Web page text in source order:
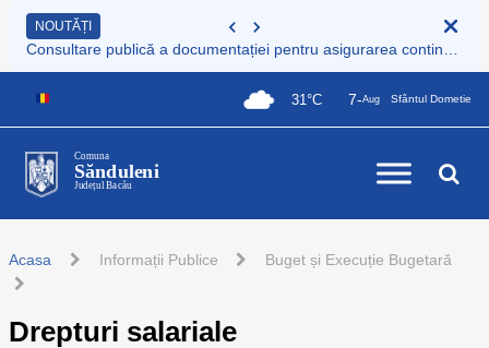
NOUTĂȚI
31°C 7-Aug Sfântul Dometie
Comuna
Sănduleni
Județul Bacău
Acasa Informații Publice Buget și Execuție Bugetară
Drepturi salariale